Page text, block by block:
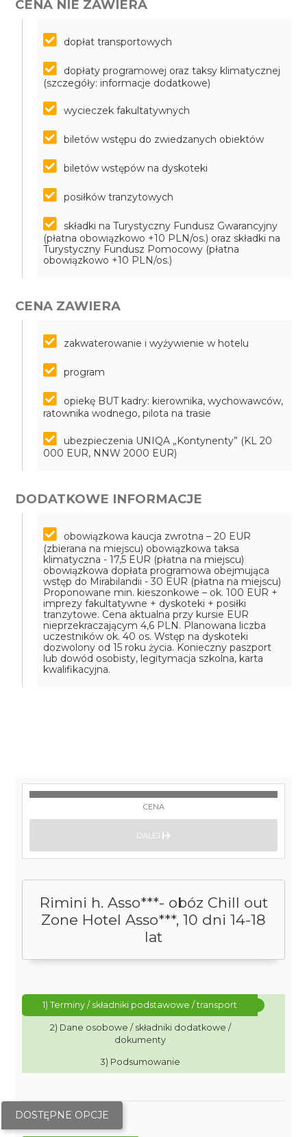
CENA NIE ZAWIERA
dopłat transportowych
dopłaty programowej oraz taksy klimatycznej
(szczegóły: informacje dodatkowe)
wycieczek fakultatywnych
biletów wstępu do zwiedzanych obiektów
biletów wstępów na dyskoteki
posiłków tranzytowych
składki na Turystyczny Fundusz Gwarancyjny
(płatna obowiązkowo +10 PLN/os.) oraz składki na
Turystyczny Fundusz Pomocowy (płatna
obowiązkowo +10 PLN/os.)
CENA ZAWIERA
zakwaterowanie i wyżywienie w hotelu
program
opiekę BUT kadry: kierownika, wychowawców,
ratownika wodnego, pilota na trasie
ubezpieczenia UNIQA „Kontynenty” (KL 20
000 EUR, NNW 2000 EUR)
DODATKOWE INFORMACJE
obowiązkowa kaucja zwrotna – 20 EUR
(zbierana na miejscu) obowiązkowa taksa
klimatyczna - 17,5 EUR (płatna na miejscu)
obowiązkowa dopłata programowa obejmująca
wstęp do Mirabilandii - 30 EUR (płatna na miejscu)
Proponowane min. kieszonkowe – ok. 100 EUR +
imprezy fakultatywne + dyskoteki + posiłki
tranzytowe. Cena aktualna przy kursie EUR
nieprzekraczającym 4,6 PLN. Planowana liczba
uczestników ok. 40 os. Wstęp na dyskoteki
dozwolony od 15 roku życia. Konieczny paszport
lub dowód osobisty, legitymacja szkolna, karta
kwalifikacyjna.
Rimini h. Asso***- obóz Chill out
Zone Hotel Asso***, 10 dni 14-18
lat
1) Terminy / składniki podstawowe / transport
2) Dane osobowe / składniki dodatkowe /
dokumenty
3) Podsumowanie
DOSTĘPNE OPCJE
CENA
DALEJ